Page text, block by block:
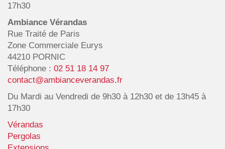
17h30
Ambiance Vérandas
Rue Traité de Paris
Zone Commerciale Eurys
44210 PORNIC
Téléphone : 02 51 18 14 97
contact@ambianceverandas.fr
Du Mardi au Vendredi de 9h30 à 12h30 et de 13h45 à
17h30
Vérandas
Pergolas